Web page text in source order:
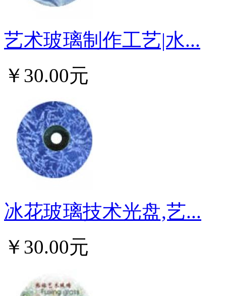
艺术玻璃制作工艺|水...
￥30.00元
冰花玻璃技术光盘,艺...
￥30.00元